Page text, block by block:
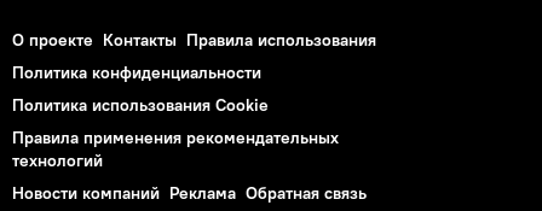
О проекте Контакты Правила использования
Политика конфиденциальности
Политика использования Cookie
Правила применения рекомендательных
технологий
Новости компаний Реклама Обратная связь